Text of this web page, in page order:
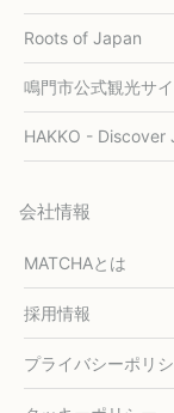
Roots of Japan
鳴門市公式観光サ
HAKKO - Discover
会社情報
MATCHAとは
採用情報
プライバシーポリ